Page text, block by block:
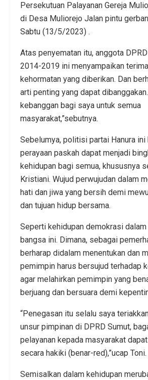
Persekutuan Palayanan Gereja
di Desa Muliorejo Jalan pintu
Sabtu (13/5/2023) .
Atas penyematan itu, anggota
2014-2019 ini menyampaikan
kehormatan yang diberikan. Dan
arti penting yang dapat
kebanggan bagi saya untuk semua
masyarakat,”sebutnya.
Sebelumya, politisi partai Hanura ini
perayaan paskah dapat menjadi
kehidupan bagi semua, khususnya
Kristiani. Wujud perwujudan dalam
hati dan jiwa yang bersih demi
dan tujuan hidup bersama.
Seperti kehidupan demokrasi
bangsa ini. Dimana, sebagai
berharap didalam menentukan dan
pemimpin harus bersujud terhadap
agar melahirkan pemimpin yang
berjuang dan bersuara demi
“Penegasan itu selalu saya
unsur pimpinan di DPRD Sumut,
pelayanan kepada masyarakat
secara hakiki (benar-red),”ucap Toni.
Semisalkan dalam kehidupan